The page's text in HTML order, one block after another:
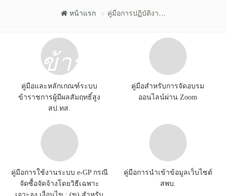
หน้าแรก
คู่มือการปฏิบัติงาน
คู่มือและหลักเกณฑ์ระบบ
ข้าราชการผู้มีผลสัมฤทธิ์สูง
สป.ทส.
คู่มือสำหรับการจัดอบรม
ออนไลน์ผ่าน Zoom
คู่มือการใช้งานระบบ e-GP กรณี
จัดซื้อจัดจ้างโดยวิธีเฉพาะ
คู่มือการนำเข้าข้อมูลเว็บไซต์
สพบ.